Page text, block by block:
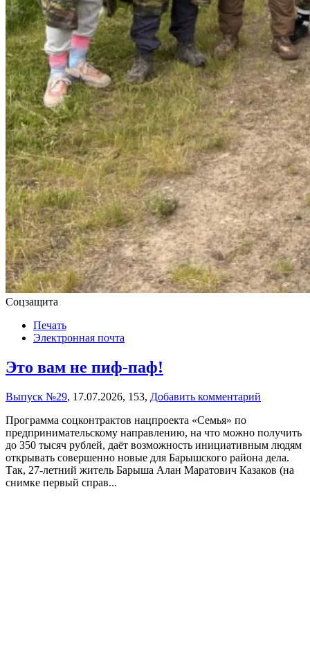
Соцзащита
Печать
Электронная почта
Это вам не пиф-паф!
Выпуск №29, 17.07.2026, 153, Добавить комментарий
Программа соцконтрактов нацпроекта «Семья» по
предпринимательскому направлению, на что можно получить
до 350 тысяч рублей, даёт возможность инициативным людям
открывать совершенно новые для Барышского района дела.
Так, 27-летний житель Барыша Алан Маратович Казаков (на
снимке первый справ...